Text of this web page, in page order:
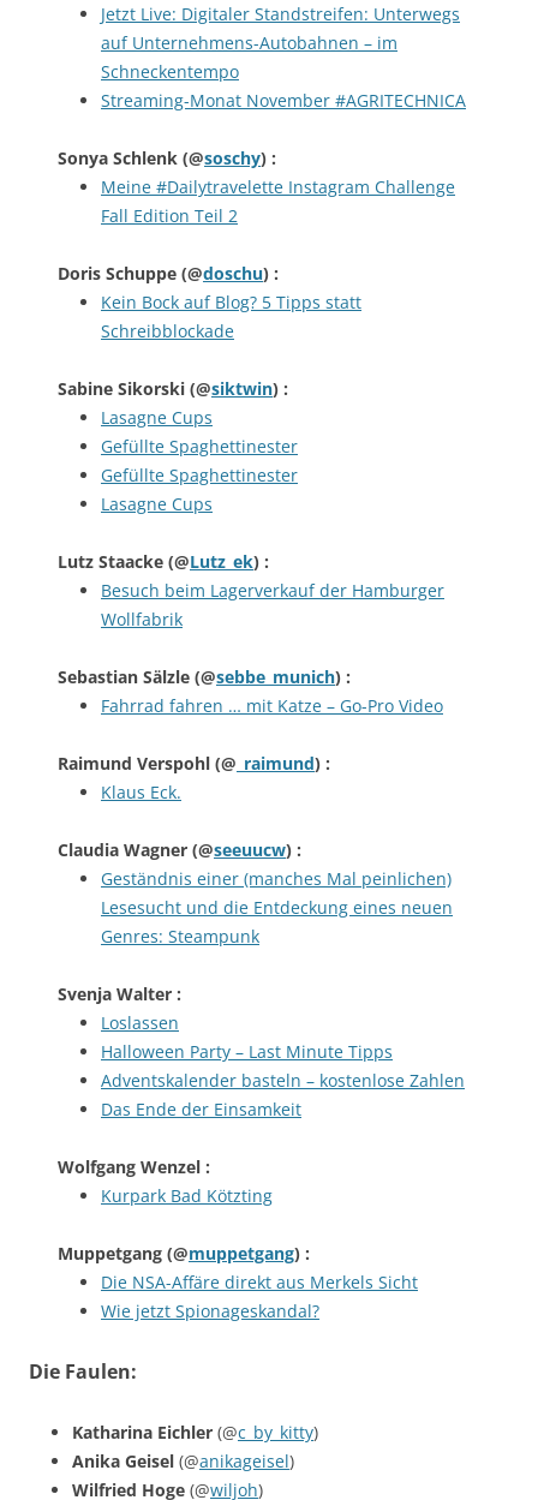
Jetzt Live: Digitaler Standstreifen: Unterwegs
auf Unternehmens-Autobahnen – im
Schneckentempo
Streaming-Monat November #AGRITECHNICA
Sonya Schlenk (@soschy) :
Meine #Dailytravelette Instagram Challenge
Fall Edition Teil 2
Doris Schuppe (@doschu) :
Kein Bock auf Blog? 5 Tipps statt
Schreibblockade
Sabine Sikorski (@siktwin) :
Lasagne Cups
Gefüllte Spaghettinester
Gefüllte Spaghettinester
Lasagne Cups
Lutz Staacke (@Lutz_ek) :
Besuch beim Lagerverkauf der Hamburger
Wollfabrik
Sebastian Sälzle (@sebbe_munich) :
Fahrrad fahren … mit Katze – Go-Pro Video
Raimund Verspohl (@ _raimund) :
Klaus Eck.
Claudia Wagner (@seeuucw) :
Geständnis einer (manches Mal peinlichen)
Lesesucht und die Entdeckung eines neuen
Genres: Steampunk
Svenja Walter :
Loslassen
Halloween Party – Last Minute Tipps
Adventskalender basteln – kostenlose Zahlen
Das Ende der Einsamkeit
Wolfgang Wenzel :
Kurpark Bad Kötzting
Muppetgang (@muppetgang) :
Die NSA-Affäre direkt aus Merkels Sicht
Wie jetzt Spionageskandal?
Die Faulen:
Katharina Eichler (@c_by_kitty)
Anika Geisel (@anikageisel)
Wilfried Hoge (@wiljoh)